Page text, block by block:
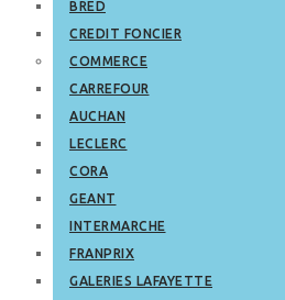
BRED
CREDIT FONCIER
COMMERCE
CARREFOUR
AUCHAN
LECLERC
CORA
GEANT
INTERMARCHE
FRANPRIX
GALERIES LAFAYETTE